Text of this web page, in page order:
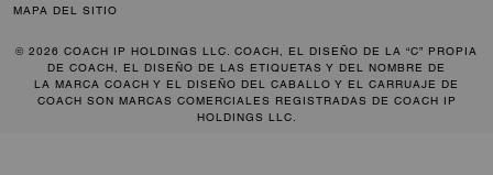
MAPA DEL SITIO
© 2026 COACH IP HOLDINGS LLC. COACH, EL DISEÑO DE LA “C” PROPIA
DE COACH, EL DISEÑO DE LAS ETIQUETAS Y DEL NOMBRE DE
LA MARCA COACH Y EL DISEÑO DEL CABALLO Y EL CARRUAJE DE
COACH SON MARCAS COMERCIALES REGISTRADAS DE COACH IP
HOLDINGS LLC.